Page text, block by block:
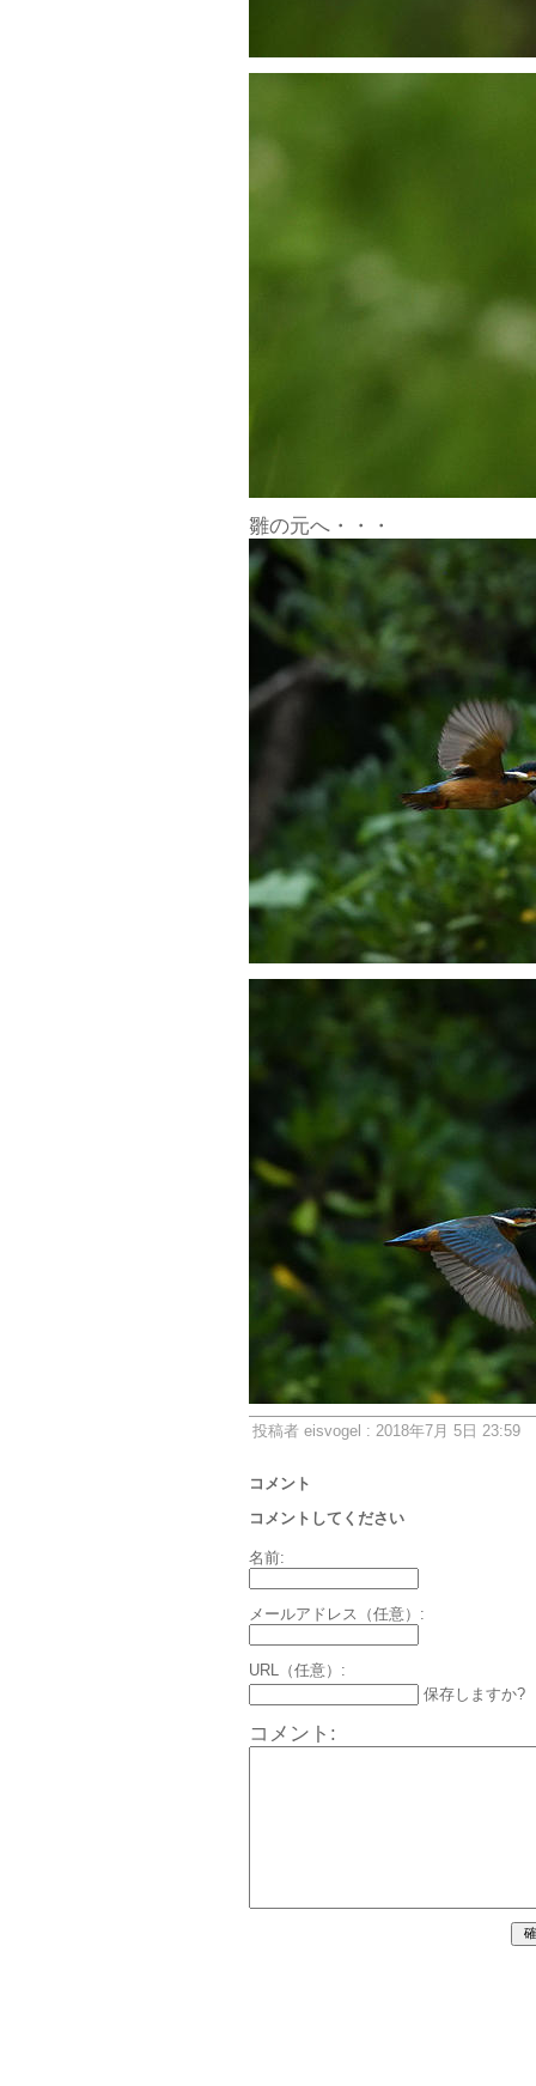
雛の元へ・・・
投稿者 eisvogel : 2018年7月 5日 23:59
コメント
コメントしてください
名前:
メールアドレス（任意）:
URL（任意）:
保存しますか?
コメント: